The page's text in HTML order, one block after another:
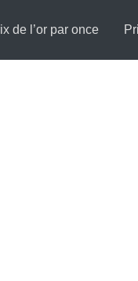
de l’or par once